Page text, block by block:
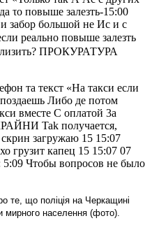
те, що поліція на Черкащині
мирного населення (фото).